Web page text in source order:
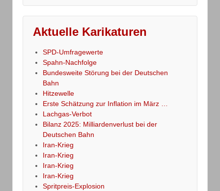
Aktuelle Karikaturen
SPD-Umfragewerte
Spahn-Nachfolge
Bundesweite Störung bei der Deutschen
Bahn
Hitzewelle
Erste Schätzung zur Inflation im März …
Lachgas-Verbot
Bilanz 2025: Milliardenverlust bei der
Deutschen Bahn
Iran-Krieg
Iran-Krieg
Iran-Krieg
Iran-Krieg
Spritpreis-Explosion